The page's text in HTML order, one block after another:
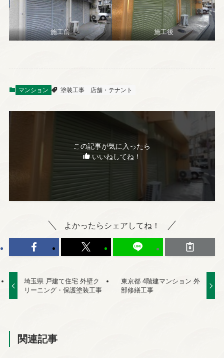
施工前 施工後
マンション 塗装工事 店舗・テナント
この記事が気に入ったら
いいねしてね！
よかったらシェアしてね！
埼玉県 戸建て住宅 外壁ク
リーニング・保護塗装工事
東京都 4階建マンション 外
部修繕工事
関連記事